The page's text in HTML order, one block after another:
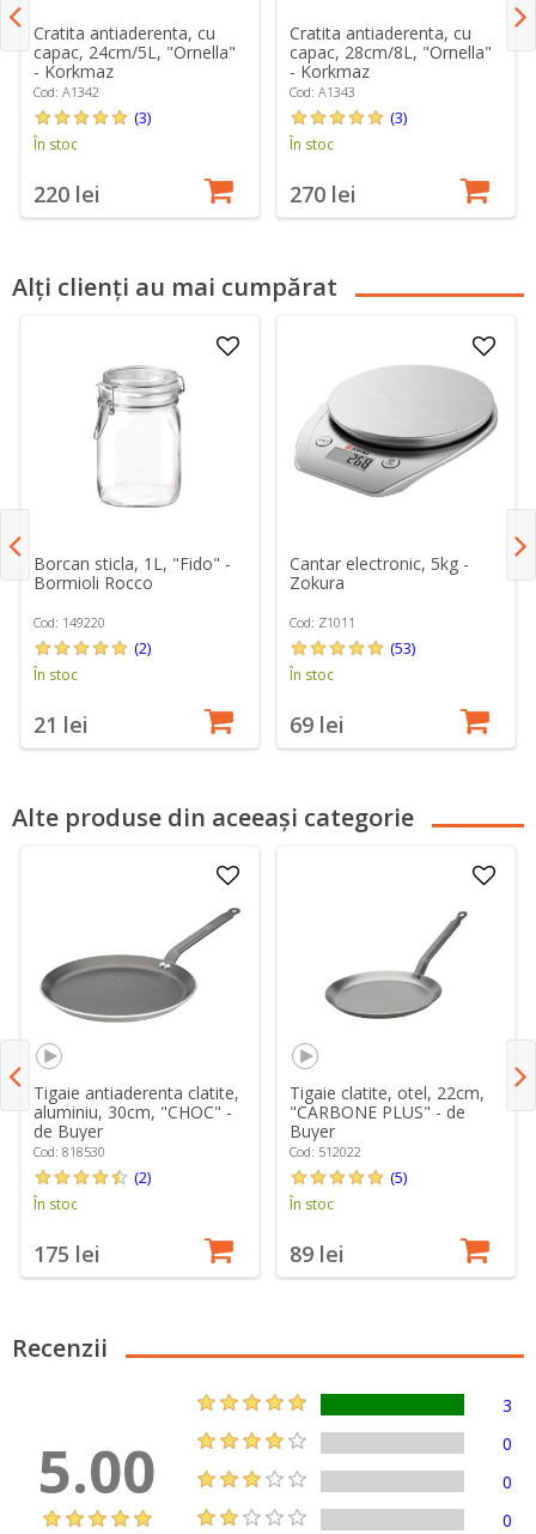
Cratita antiaderenta, cu
capac, 24cm/5L, "Ornella"
- Korkmaz
Cod: A1342
(3)
În stoc
220 lei
Cratita antiaderenta, cu
capac, 28cm/8L, "Ornella"
- Korkmaz
Cod: A1343
(3)
În stoc
270 lei
Alți clienți au mai cumpărat
Borcan sticla, 1L, "Fido" -
Bormioli Rocco
Cod: 149220
(2)
În stoc
21 lei
Cantar electronic, 5kg -
Zokura
Cod: Z1011
(53)
În stoc
69 lei
Alte produse din aceeași categorie
Tigaie antiaderenta clatite,
aluminiu, 30cm, "CHOC" -
de Buyer
Cod: 818530
(2)
În stoc
175 lei
Tigaie clatite, otel, 22cm,
"CARBONE PLUS" - de
Buyer
Cod: 512022
(5)
În stoc
89 lei
Recenzii
5.00
3
0
0
0